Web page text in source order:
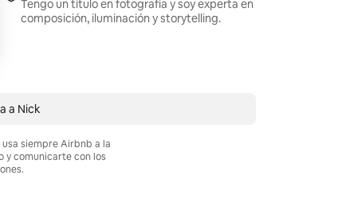
Tengo un título en fotografía y soy experta en
composición, iluminación y storytelling.
a Nick
siempre Airbnb a la
y comunicarte con los